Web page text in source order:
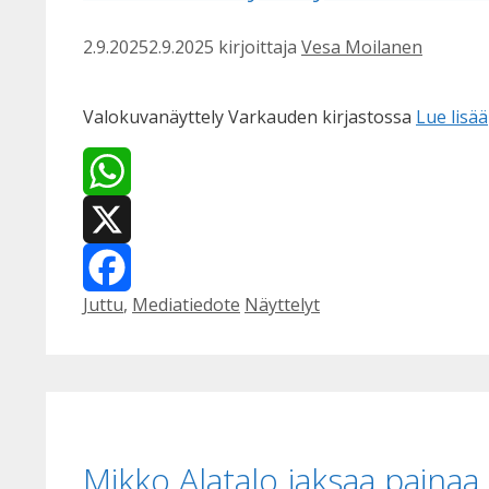
2.9.20252.9.2025 kirjoittaja Vesa Moilanen
Valokuvanäyttely Varkauden kirjastossa Lue lisää
WhatsApp
X
Facebook
Kategoriat
Juttu, Mediatiedote Avainsanat
Näyttelyt